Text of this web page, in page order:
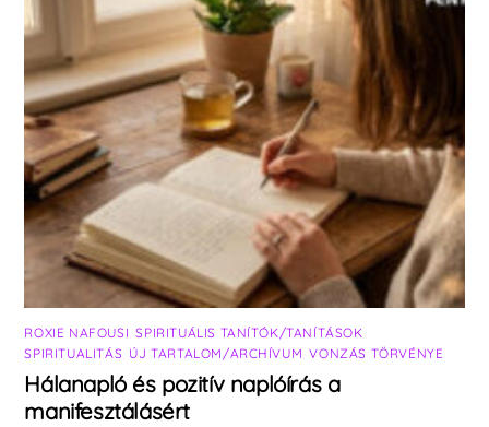
ROXIE NAFOUSI ,SPIRITUÁLIS TANÍTÓK/TANÍTÁSOK
SPIRITUALITÁS ÚJ TARTALOM/ARCHÍVUM ,VONZÁS TÖRVÉNYE
Hálanapló és pozitív naplóírás a
manifesztálásért